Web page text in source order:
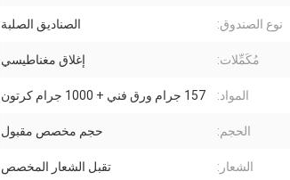
نوع الصندوق: الصناديق الصلبة
مُكَمِّلات: إغلاق مغناطيسي
المواد: 157 جرام ورق فني + 1000 جرام كرتون
الحجم: حجم مخصص مقبول
الشعار: تقبل الشعار المخصص